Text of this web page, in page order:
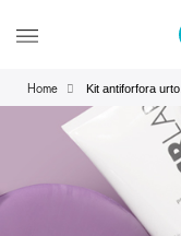
Home Kit antiforfora urto.